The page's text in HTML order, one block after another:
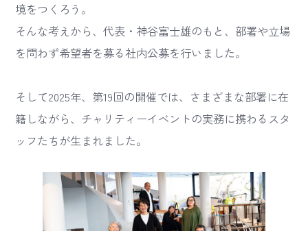
境をつくろう。
そんな考えから、代表・神谷富士雄のもと、部署や立場
を問わず希望者を募る社内公募を行いました。
そして2025年、第19回の開催では、さまざまな部署に在
籍しながら、チャリティーイベントの実務に携わるスタ
ッフたちが生まれました。